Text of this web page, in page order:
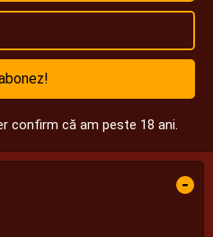
confirm că am peste 18 ani.
-